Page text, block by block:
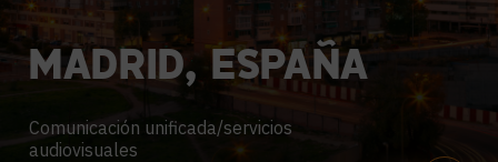
MADRID, ESPAÑA
Comunicación unificada/servicios
audiovisuales